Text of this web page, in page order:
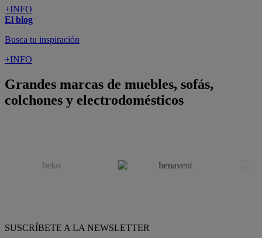
+INFO
El blog
Busca tu inspiración
+INFO
Grandes marcas de muebles, sofás,
colchones y electrodomésticos
SUSCRÍBETE A LA NEWSLETTER